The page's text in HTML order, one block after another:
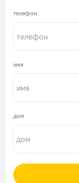
телефон
имя
дом